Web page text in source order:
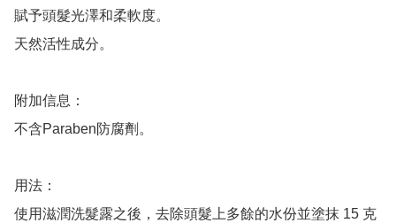
賦予頭髮光澤和柔軟度。
天然活性成分。
附加信息：
不含Paraben防腐劑。
用法：
使用滋潤洗髮露之後，去除頭髮上多餘的水份並塗抹 15 克